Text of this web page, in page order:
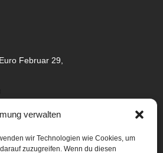
verwalten
wir Technologien wie Cookies, um
zuzugreifen. Wenn du diesen
Februar 29,